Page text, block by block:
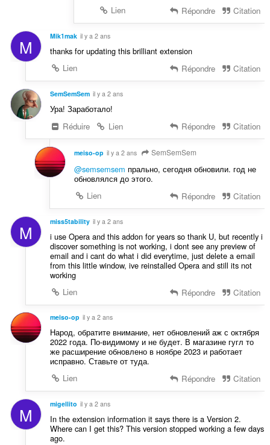
Lien
Répondre Citation
M Mik1mak il y a 2 ans
thanks for updating this brilliant extension
Lien
Répondre Citation
SemSemSem il y a 2 ans
Ура! Заработало!
Réduire
Lien Répondre Citation
meiso-op il y a 2 ans SemSemSem
@semsemsem прально, сегодня обновили. год не
обновлялся до этого.
Lien
Répondre Citation
M miss5tability il y a 2 ans
i use Opera and this addon for years so thank U, but recently i
discover something is not working, i dont see any preview of
email and i cant do what i did everytime, just delete a email
from this little window, ive reinstalled Opera and still its not
working
Lien
Répondre Citation
meiso-op il y a 2 ans
Народ, обратите внимание, нет обновлений аж с октября
2022 года. По-видимому и не будет. В магазине гугл то
же расширение обновлено в ноябре 2023 и работает
исправно. Ставьте от туда.
Lien
Répondre Citation
M migellito il y a 2 ans
In the extension information it says there is a Version 2.
Where can I get this? This version stopped working a few days
ago.